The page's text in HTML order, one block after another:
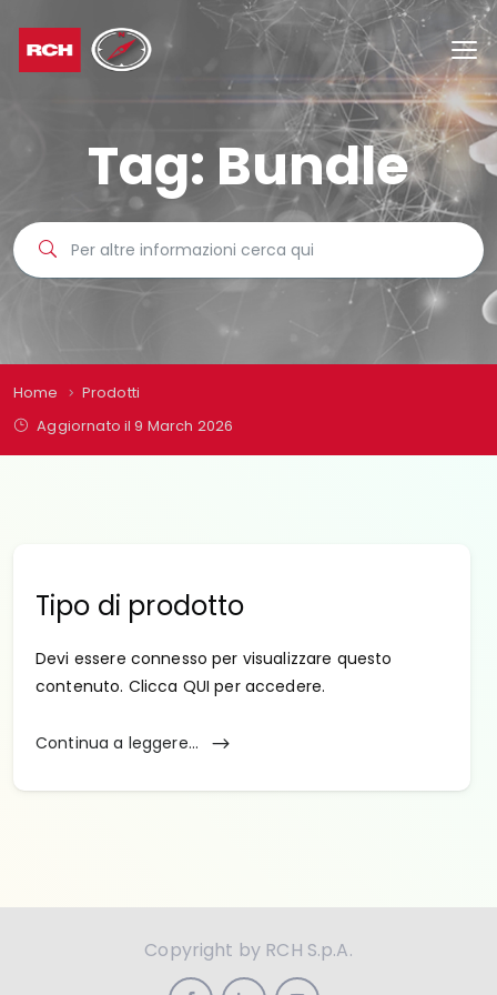
Tag:Bundle
Home
Prodotti
Aggiornato il 9 March 2026
Tipo di prodotto
Devi essere connesso per visualizzare questo
contenuto. Clicca QUI per accedere.
Continua a leggere...
Copyright by RCH S.p.A.